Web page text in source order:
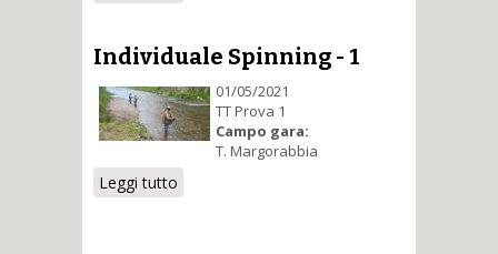
Individuale Spinning - 1
01/05/2021
TT Prova 1
Campo gara:
T. Margorabbia
Leggi tutto